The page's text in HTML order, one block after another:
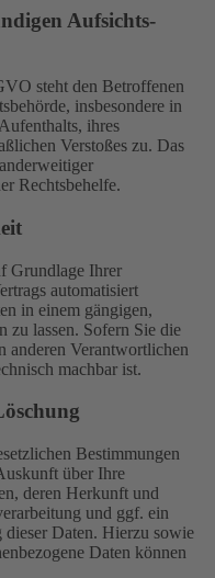
Aufsichts­
steht den Betroffenen
insbesondere in
ihres
Verstoßes zu. Das
Rechtsbehelfe.
Grundlage Ihrer
automatisiert
in einem gängigen,
zu lassen. Sofern Sie die
anderen Verantwortlichen
machbar ist.
Bestimmungen
über Ihre
deren Herkunft und
und ggf. ein
Daten. Hierzu sowie
Daten können